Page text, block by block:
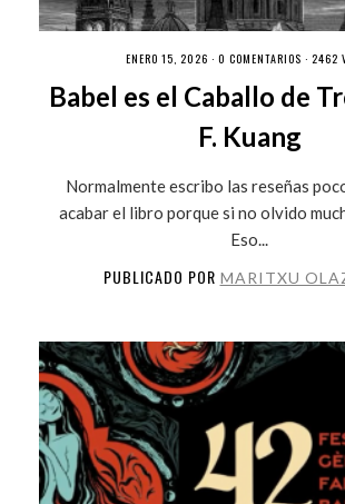
ENERO 15, 2026 · 0 COMENTARIOS · 2462
Babel es el Caballo de
F. Kuang
Normalmente escribo las reseñas
acabar el libro porque si no olvido
Eso...
PUBLICADO POR MARITXU